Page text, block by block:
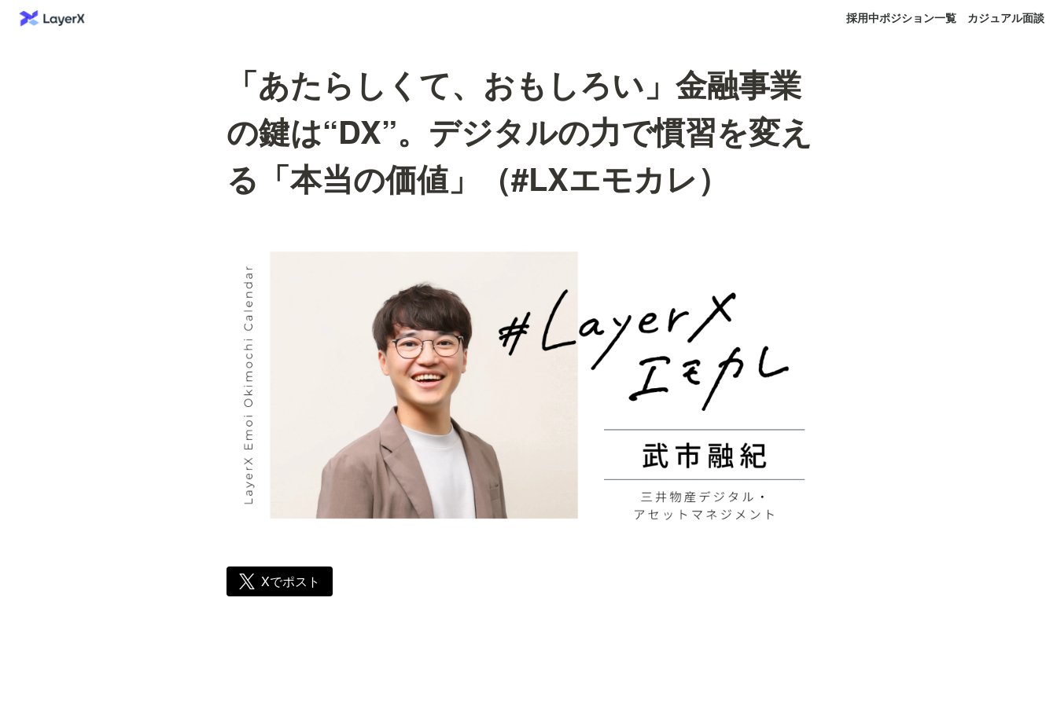
採用中ポジション一覧 カジュアル面談
「あたらしくて、おもしろい」金融事業
の鍵は“DX”。デジタルの力で慣習を変え
る「本当の価値」（#LXエモカレ）
Xでポスト